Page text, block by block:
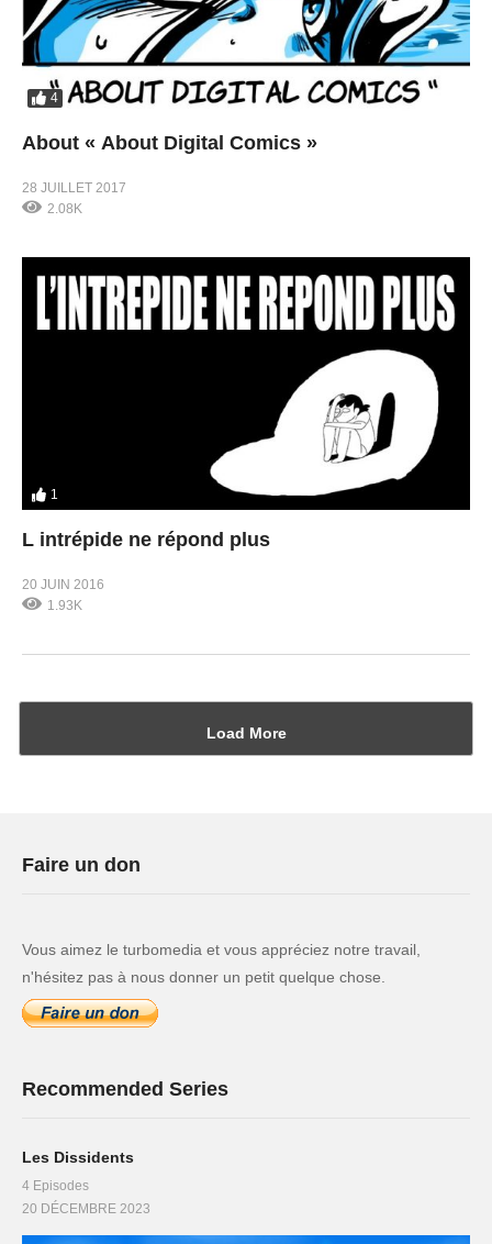
4
About « About Digital Comics »
28 JUILLET 2017
2.08K
1
L intrépide ne répond plus
20 JUIN 2016
1.93K
Load More
Faire un don
Vous aimez le turbomedia et vous appréciez notre travail,
n'hésitez pas à nous donner un petit quelque chose.
Recommended Series
Les Dissidents
4 Episodes
20 DÉCEMBRE 2023